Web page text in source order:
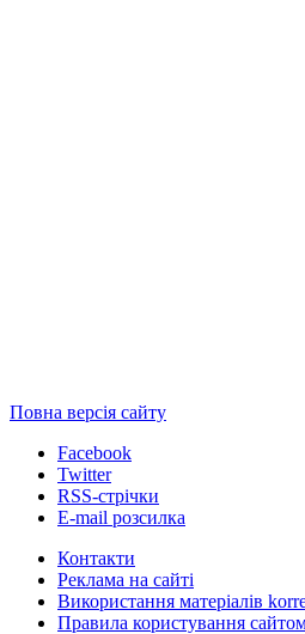
Повна версія сайту
Facebook
Twitter
RSS-стрічки
E-mail розсилка
Контакти
Реклама на сайті
Використання матеріалів
Правила користування